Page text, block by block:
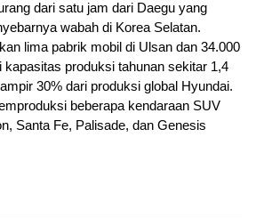
dari satu jam dari Daegu yang
wabah di Korea Selatan.
lima pabrik mobil di Ulsan dan 34.000
kapasitas produksi tahunan sekitar 1,4
30% dari produksi global Hyundai.
beberapa kendaraan SUV
Santa Fe, Palisade, dan Genesis